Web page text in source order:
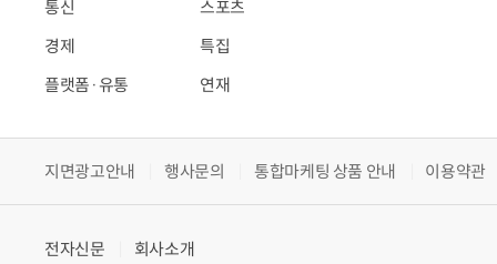
통신
경제
플랫폼·유통
스포츠
특집
연재
지면광고안내 행사문의 통합마케팅 상품 안내 이용약관
전자신문
회사소개